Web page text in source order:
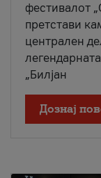
фестивалот
претстави
централен
„Билјан
Дознај